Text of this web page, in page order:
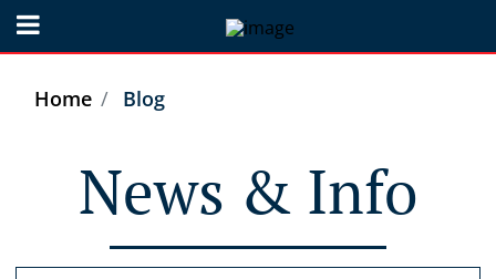
Open menu
Home Blog
News & Info